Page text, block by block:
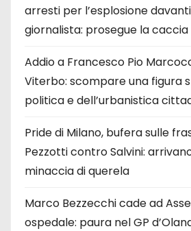
arresti per l’esplosione
giornalista: prosegue la
Addio a Francesco Pio
Viterbo: scompare una figura
politica e dell’urbanistica
Pride di Milano, bufera sulle
Pezzotti contro Salvini:
minaccia di querela
Marco Bezzecchi cade ad
ospedale: paura nel GP